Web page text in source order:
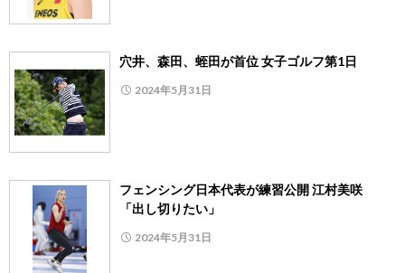
穴井、森田、蛭田が首位 女子ゴルフ第1日
2024年5月31日
フェンシング日本代表が練習公開 江村美咲
「出し切りたい」
2024年5月31日